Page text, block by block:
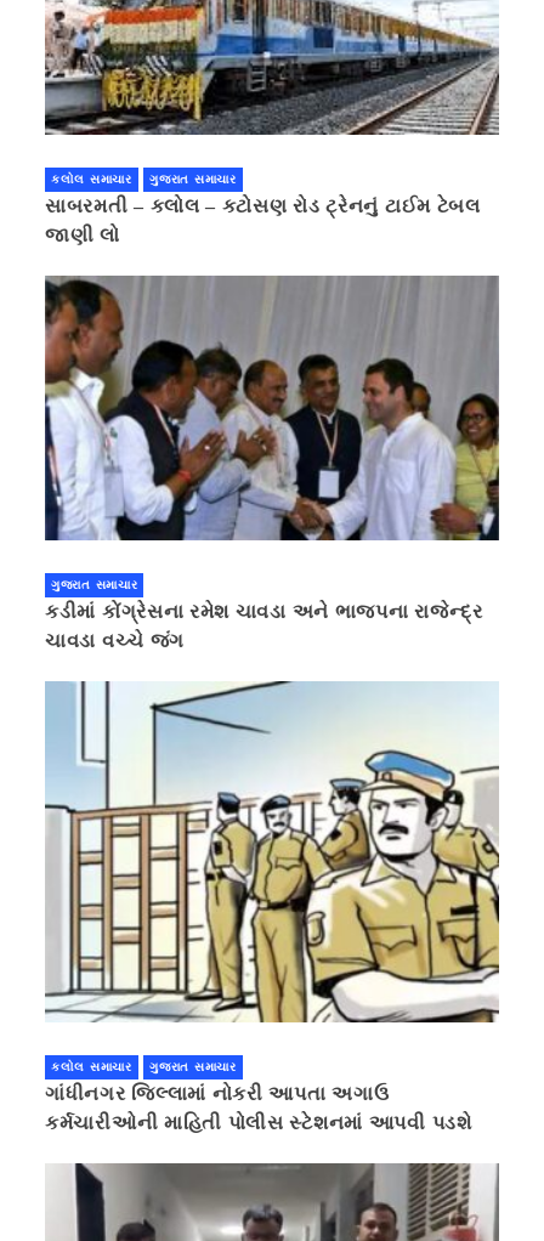
કલોલ સમાચાર ગુજરાત સમાચાર
સાબરમતી – કલોલ – કટોસણ રોડ ટ્રેનનું ટાઈમ ટેબલ
જાણી લો
ગુજરાત સમાચાર
કડીમાં કોંગ્રેસના રમેશ ચાવડા અને ભાજપના રાજેન્દ્ર
ચાવડા વચ્ચે જંગ
કલોલ સમાચાર ગુજરાત સમાચાર
ગાંધીનગર જિલ્લામાં નોકરી આપતા અગાઉ
કર્મચારીઓની માહિતી પોલીસ સ્ટેશનમાં આપવી પડશે